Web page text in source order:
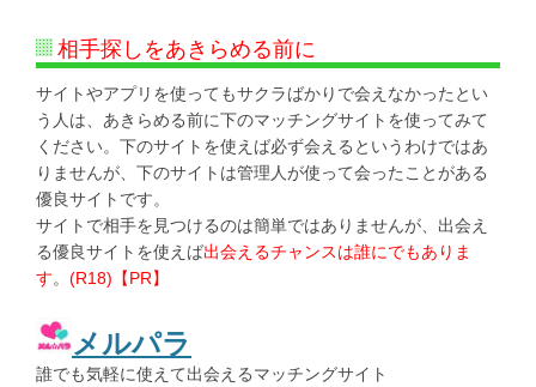
相手探しをあきらめる前に
サイトやアプリを使ってもサクラばかりで会えなかったとい
う人は、あきらめる前に下のマッチングサイトを使ってみて
ください。下のサイトを使えば必ず会えるというわけではあ
りませんが、下のサイトは管理人が使って会ったことがある
優良サイトです。
サイトで相手を見つけるのは簡単ではありませんが、出会え
る優良サイトを使えば出会えるチャンスは誰にでもありま
す。 (R18)【PR】
メルパラ
誰でも気軽に使えて出会えるマッチングサイト